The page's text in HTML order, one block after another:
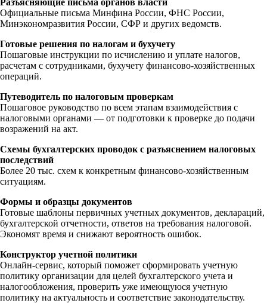
Официальные письма Минфина России, ФНС России,
Минэкономразвития России, СФР и других ведомств.
Готовые решения по налогам и бухучету
Пошаговые инструкции по исчислению и уплате налогов,
расчетам с сотрудниками, бухучету финансово-хозяйственных
операций.
Путеводитель по налоговым проверкам
Пошаговое руководство по всем этапам взаимодействия с
налоговыми органами — от подготовки к проверке до подачи
возражений на акт.
Схемы бухгалтерских проводок с разъяснением налоговых
последствий
Более 20 тыс. схем к конкретным финансово-хозяйственным
ситуациям.
Формы и образцы документов
Готовые шаблоны первичных учетных документов, деклараций,
бухгалтерской отчетности, ответов на требования налоговой.
Экономят время и снижают вероятность ошибок.
Конструктор учетной политики
Онлайн-сервис, который поможет сформировать учетную
политику организации для целей бухгалтерского учета и
налогообложения, проверить уже имеющуюся учетную
политику на актуальность и соответствие законодательству.